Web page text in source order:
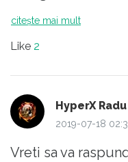
doar reclame la
interzise, tot asa
tigari.
nota un 2x1
citește mai mult
Like 2
HyperX
2019-07-18
Vreti sa va